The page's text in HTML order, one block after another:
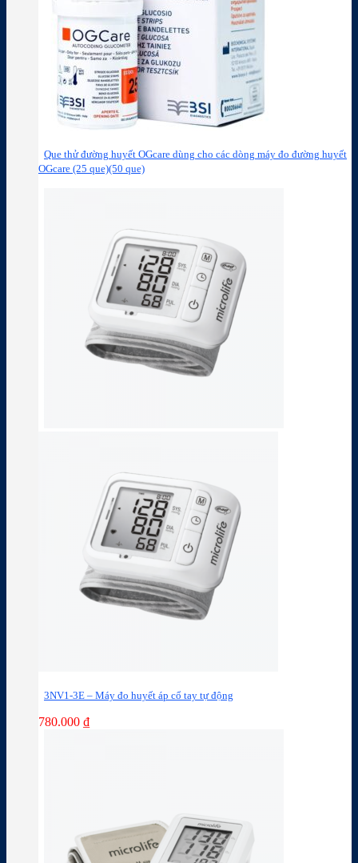
Que thử đường huyết OGcare dùng cho các dòng máy đo đường huyết
OGcare (25 que)(50 que)
3NV1-3E – Máy đo huyết áp cổ tay tự động
780.000 ₫